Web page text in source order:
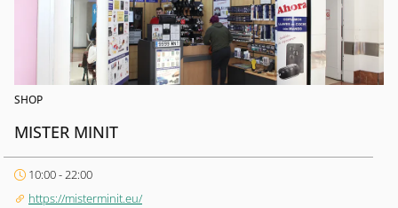
SHOP
MISTER MINIT
10:00 - 22:00
https://misterminit.eu/